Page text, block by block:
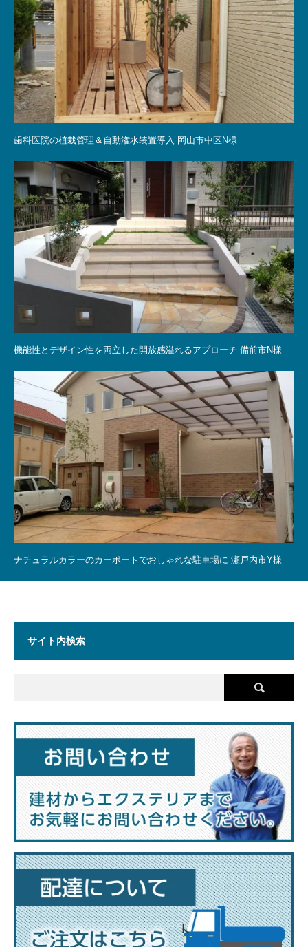
歯科医院の植栽管理＆自動潅水装置導入 岡山市中区N様
機能性とデザイン性を両立した開放感溢れるアプローチ 備前市N様
ナチュラルカラーのカーポートでおしゃれな駐車場に 瀬戸内市Y様
サイト内検索